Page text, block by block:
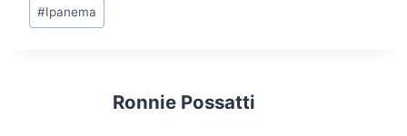
do
#Ipanema
Ronnie Possatti